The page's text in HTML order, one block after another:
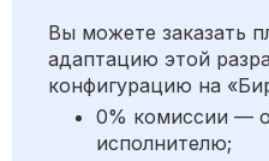
Вы можете заказать
адаптацию этой
конфигурацию на
0% комиссии —
исполнителю;